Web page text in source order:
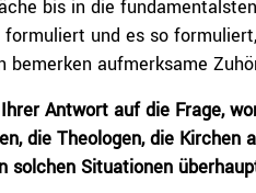
bis in die fundamentalsten
und es so
bemerken aufmerksame
Antwort auf die Frage,
die Theologen, die Kirchen
solchen Situationen